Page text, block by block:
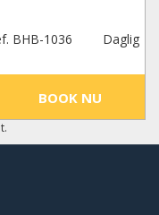
BHB-1036
Daglig
BOOK NU